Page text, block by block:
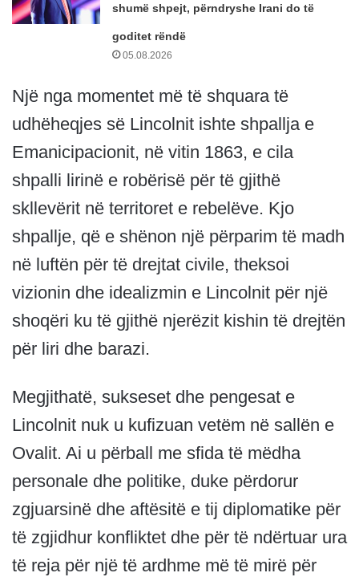
shumë shpejt, përndryshe Irani do të
goditet rëndë
05.08.2026
Një nga momentet më të shquara të
udhëheqjes së Lincolnit ishte shpallja e
Emanicipacionit, në vitin 1863, e cila
shpalli lirinë e robërisë për të gjithë
skllevërit në territoret e rebelëve. Kjo
shpallje, që e shënon një përparim të madh
në luftën për të drejtat civile, theksoi
vizionin dhe idealizmin e Lincolnit për një
shoqëri ku të gjithë njerëzit kishin të drejtën
për liri dhe barazi.
Megjithatë, sukseset dhe pengesat e
Lincolnit nuk u kufizuan vetëm në sallën e
Ovalit. Ai u përball me sfida të mëdha
personale dhe politike, duke përdorur
zgjuarsinë dhe aftësitë e tij diplomatike për
të zgjidhur konfliktet dhe për të ndërtuar ura
të reja për një të ardhme më të mirë për